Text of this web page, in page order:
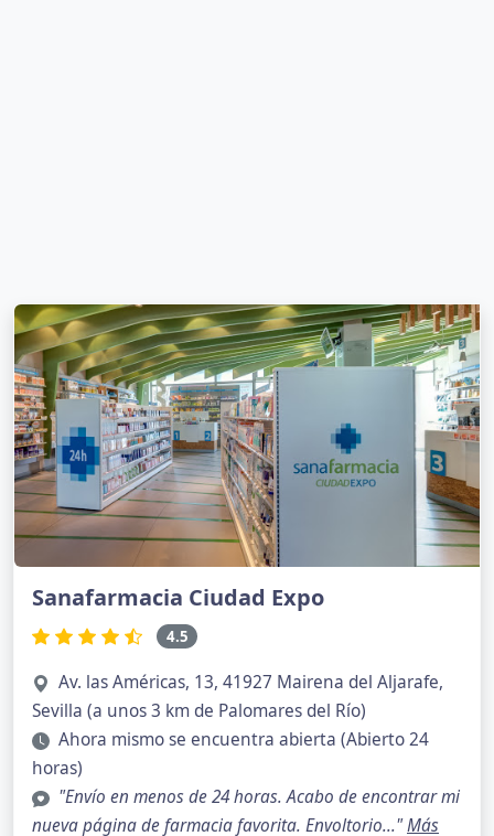
Sanafarmacia Ciudad Expo
4.5
Av. las Américas, 13, 41927 Mairena del Aljarafe,
Sevilla (a unos 3 km de Palomares del Río)
Ahora mismo se encuentra abierta (Abierto 24
horas)
"Envío en menos de 24 horas. Acabo de encontrar mi
nueva página de farmacia favorita. Envoltorio..."Más